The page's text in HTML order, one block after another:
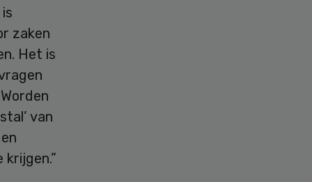
zaken
Het is
van